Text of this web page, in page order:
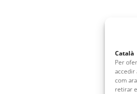
Català
Per
accedir
com
retirar